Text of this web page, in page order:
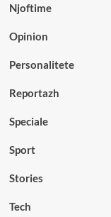
Njoftime
Opinion
Personalitete
Reportazh
Speciale
Sport
Stories
Tech